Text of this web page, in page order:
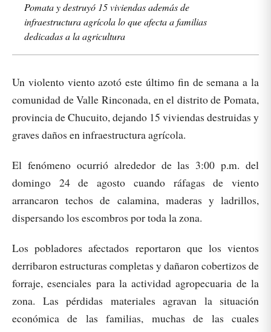
Pomata y destruyó 15 viviendas además de
infraestructura agrícola lo que afecta a familias
dedicadas a la agricultura
Un violento viento azotó este último fin de semana a la
comunidad de Valle Rinconada, en el distrito de Pomata,
provincia de Chucuito, dejando 15 viviendas destruidas y
graves daños en infraestructura agrícola.
El fenómeno ocurrió alrededor de las 3:00 p.m. del
domingo 24 de agosto cuando ráfagas de viento
arrancaron techos de calamina, maderas y ladrillos,
dispersando los escombros por toda la zona.
Los pobladores afectados reportaron que los vientos
derribaron estructuras completas y dañaron cobertizos de
forraje, esenciales para la actividad agropecuaria de la
zona. Las pérdidas materiales agravan la situación
económica de las familias, muchas de las cuales